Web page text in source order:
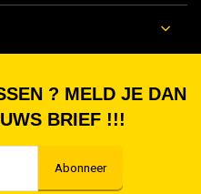
? MELD JE DAN
BRIEF !!!
Abonneer